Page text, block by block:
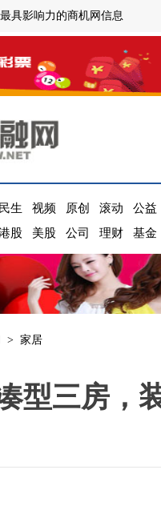
具影响力的商机网信息
民生 视频 原创 滚动
公益
股 美股 公司 理财 基金
> 家居
型三房，